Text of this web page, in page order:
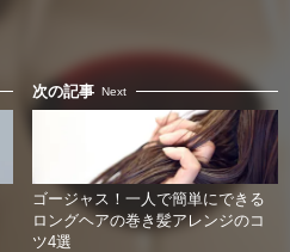
次の記事 Next
ゴージャス！一人で簡単にできる
ロングヘアの巻き髪アレンジのコ
ツ4選